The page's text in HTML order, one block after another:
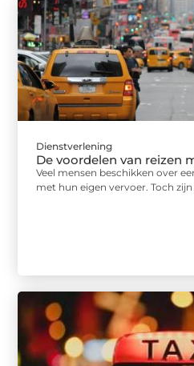
Dienstverlening
De voordelen van reizen
Veel mensen beschikken over
met hun eigen vervoer. Toch